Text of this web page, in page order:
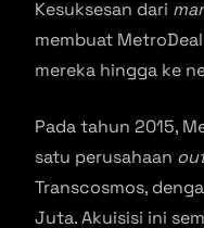
Kesuksesan dari
membuat
mereka hingga ke
Pada tahun 2015,
satu perusahaan
Transcosmos,
Juta. Akuisisi ini